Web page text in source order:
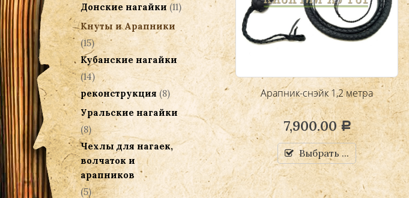
Арапник 2,5 метра коричневый, 6-
ти полосный
11,900.00 Р
Добавить в корзину
Арапник-снэйк 1,2 метра
7,900.00Р
Выбрать ...
Донские нагайки (11)
Кнуты и Арапники
(15)
Кубанские нагайки
(14)
реконструкция (8)
Уральские нагайки
(8)
Чехлы для нагаек,
волчаток и
арапников
(5)